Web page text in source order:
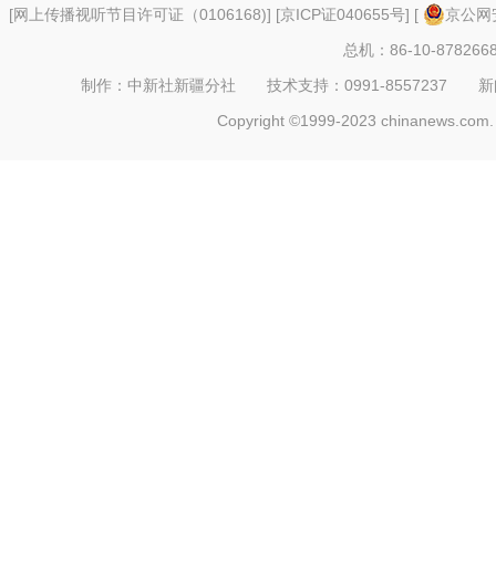
[网上传播视听节目许可证（0106168)] [京ICP证040655号] [
京公
总机：86-10-
制作：中新社新疆分社 技术支持：0991-8557237
Copyright ©1999-2023